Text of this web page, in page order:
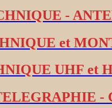
-
et
UHF et
-